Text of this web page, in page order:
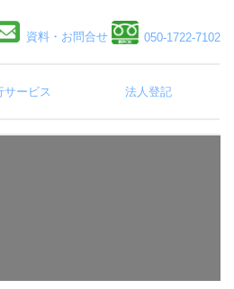
資料・お問合せ 050-1722-7102
サービス 法人登記